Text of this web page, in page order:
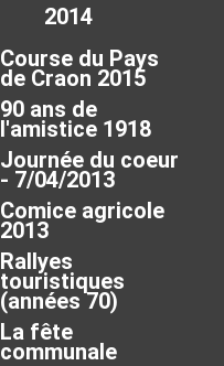
2014
Course du Pays
de Craon 2015
90 ans de
l'amistice 1918
Journée du coeur
- 7/04/2013
Comice agricole
2013
Rallyes
touristiques
(années 70)
La fête
communale